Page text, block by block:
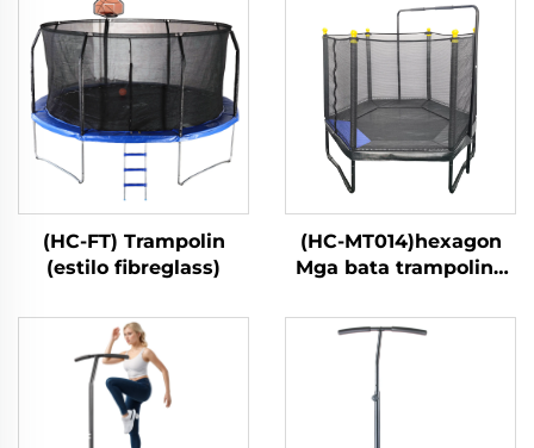
(HC-FT) Trampolin
(estilo fibreglass)
(HC-MT014)hexagon
Mga bata trampoline
kumot